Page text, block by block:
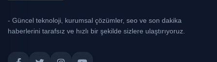
- Güncel teknoloji, kurumsal çözümler, seo ve son dakika
haberlerini tarafsız ve hızlı bir şekilde sizlere ulaştırıyoruz.